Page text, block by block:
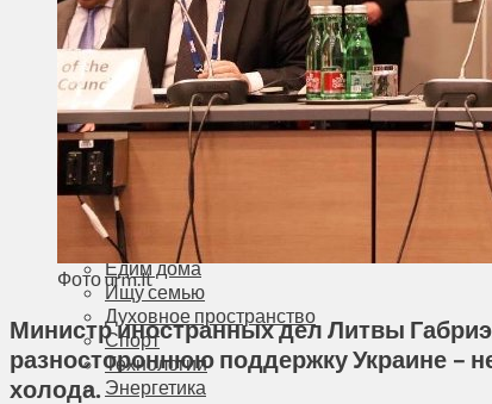
ЛК рекомендует
Сеньорам
Образование
Здравоохранение
Экология
Происшествия
Приграничье
Деньги
Визиты
Выборы
Агроновости
Едим дома
Ищу семью
Духовное пространство
Спорт
Технологии
Энергетика
Фото urm.lt
Министр иностранных дел Литвы
разностороннюю поддержку Украине –
холода.